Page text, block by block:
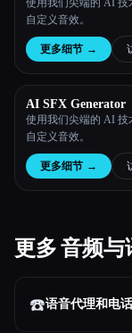
使用我们尖端的 AI 技
自定义音效。
更多细节 →
AI SFX Generator
使用我们尖端的 AI 技
自定义音效。
更多细节 →
更多 音频与
☎️语音代理和电